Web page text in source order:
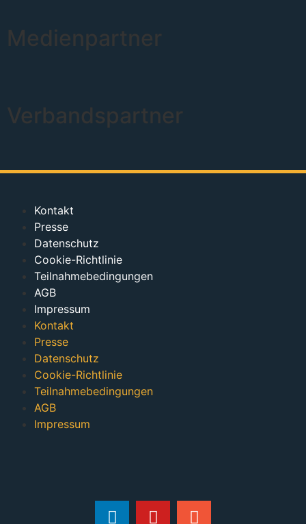
Medienpartner
Verbandspartner
Kontakt
Presse
Datenschutz
Cookie-Richtlinie
Teilnahmebedingungen
AGB
Impressum
Kontakt
Presse
Datenschutz
Cookie-Richtlinie
Teilnahmebedingungen
AGB
Impressum